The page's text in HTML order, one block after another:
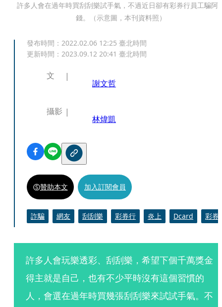
許多人會在過年時買刮刮樂試手氣，不過近日卻有彩券行員工騙阿
錢。（示意圖，本刊資料照）
發布時間： 2022.02.06 12:25 臺北時間
更新時間： 2023.09.12 20:41 臺北時間
文
謝文哲
攝影
林煒凱
贊助本文 加入訂閱會員
詐騙 網友 刮刮樂 彩券行 炎上 Dcard 彩券
許多人會玩樂透彩、刮刮樂，希望下個千萬獎金
得主就是自己，也有不少平時沒有這個習慣的
人，會選在過年時買幾張刮刮樂來試試手氣。不